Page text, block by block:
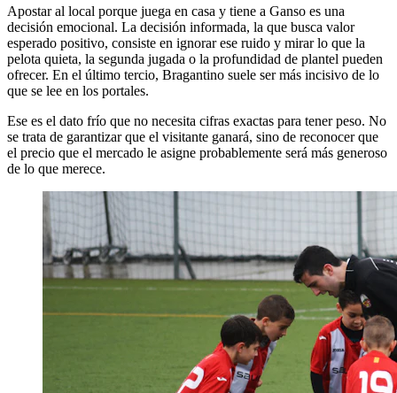
Apostar al local porque juega en casa y tiene a Ganso es una
decisión emocional. La decisión informada, la que busca valor
esperado positivo, consiste en ignorar ese ruido y mirar lo que la
pelota quieta, la segunda jugada o la profundidad de plantel pueden
ofrecer. En el último tercio, Bragantino suele ser más incisivo de lo
que se lee en los portales.
Ese es el dato frío que no necesita cifras exactas para tener peso. No
se trata de garantizar que el visitante ganará, sino de reconocer que
el precio que el mercado le asigne probablemente será más generoso
de lo que merece.